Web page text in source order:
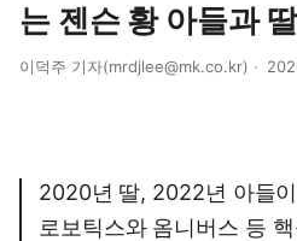
는 젠슨 황 아들과 딸
이덕주 기자(mrdjlee@mk.co.kr)
2020년 딸, 2022년 아들
로보틱스와 옴니버스 등